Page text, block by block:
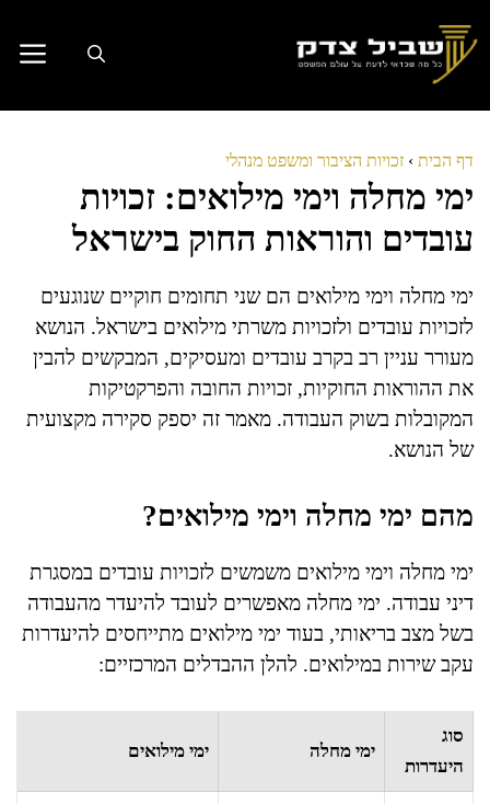
לתוכן
דף הבית › זכויות הציבור ומשפט מנהלי
ימי מחלה וימי מילואים: זכויות
עובדים והוראות החוק בישראל
ימי מחלה וימי מילואים הם שני תחומים חוקיים שנוגעים
לזכויות עובדים ולזכויות משרתי מילואים בישראל. הנושא
מעורר עניין רב בקרב עובדים ומעסיקים, המבקשים להבין
את ההוראות החוקיות, זכויות החובה והפרקטיקות
המקובלות בשוק העבודה. מאמר זה יספק סקירה מקצועית
של הנושא.
מהם ימי מחלה וימי מילואים?
ימי מחלה וימי מילואים משמשים לזכויות עובדים במסגרת
דיני עבודה. ימי מחלה מאפשרים לעובד להיעדר מהעבודה
בשל מצב בריאותי, בעוד ימי מילואים מתייחסים להיעדרות
עקב שירות במילואים. להלן ההבדלים המרכזיים:
סוג
היעדרות
ימי מחלה ימי מילואים